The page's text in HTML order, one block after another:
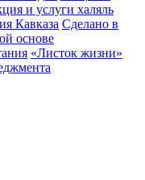
и услуги халяль
Кавказа Сделано в
основе
«Листок жизни»